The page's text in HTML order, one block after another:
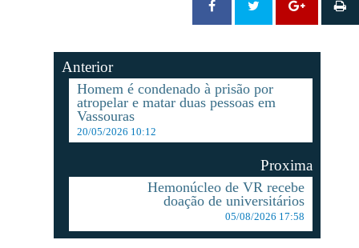
Anterior
Homem é condenado à prisão por
atropelar e matar duas pessoas em
Vassouras
20/05/2026 10:12
Proxima
Hemonúcleo de VR recebe
doação de universitários
05/08/2026 17:58